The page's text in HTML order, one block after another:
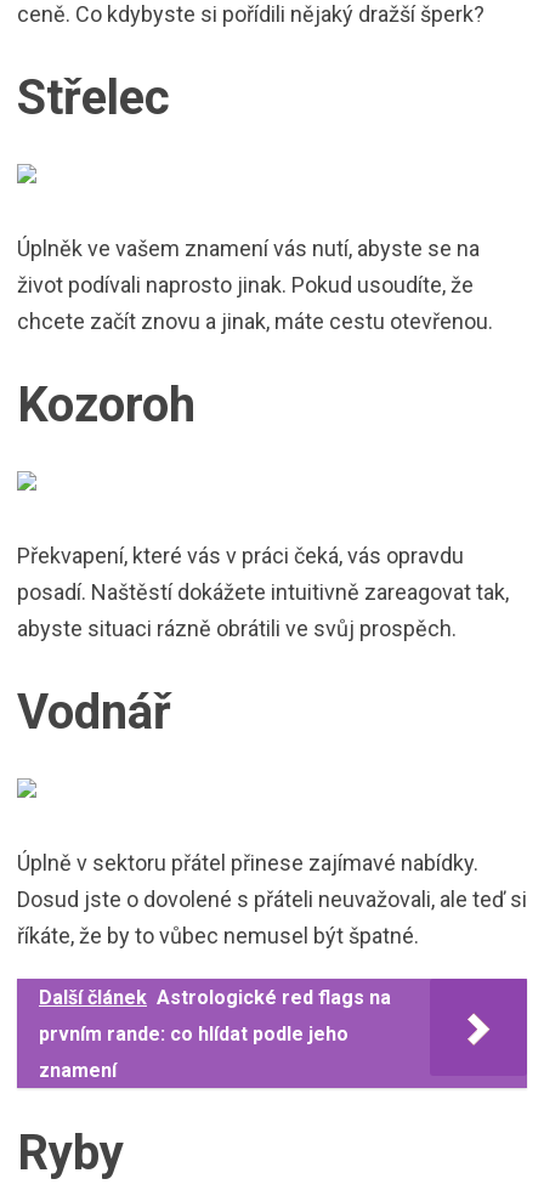
ceně. Co kdybyste si pořídili nějaký dražší šperk?
Střelec
Úplněk ve vašem znamení vás nutí, abyste se na
život podívali naprosto jinak. Pokud usoudíte, že
chcete začít znovu a jinak, máte cestu otevřenou.
Kozoroh
Překvapení, které vás v práci čeká, vás opravdu
posadí. Naštěstí dokážete intuitivně zareagovat tak,
abyste situaci rázně obrátili ve svůj prospěch.
Vodnář
Úplně v sektoru přátel přinese zajímavé nabídky.
Dosud jste o dovolené s přáteli neuvažovali, ale teď si
říkáte, že by to vůbec nemusel být špatné.
Další článek Astrologické red flags na
prvním rande: co hlídat podle jeho
znamení
Ryby